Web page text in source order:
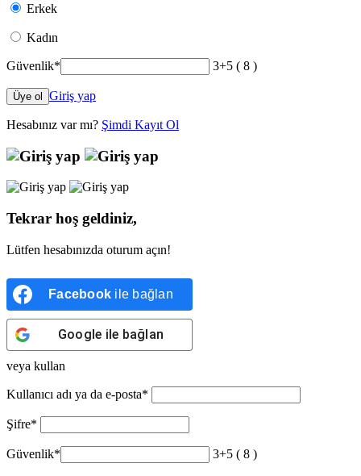
Erkek
Kadın
Güvenlik* 3+5 ( 8 )
Üye ol Giriş yap
Hesabınız var mı? Şimdi Kayıt Ol
Tekrar hoş geldiniz,
Lütfen hesabınızda oturum açın!
Facebook ile bağlan
Google ile bağlan
veya kullan
Kullanıcı adı ya da e-posta*
Şifre*
Güvenlik* 3+5 ( 8 )